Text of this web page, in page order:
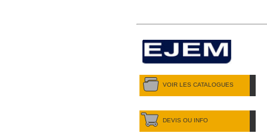
VOIR LES CATALOGUES
DEVIS OU INFO